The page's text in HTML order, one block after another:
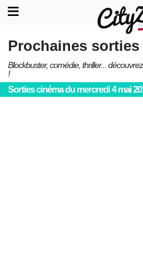
Prochaines sorties
Blockbuster, comédie, thriller...
!
Sorties cinéma du mercredi 4 mai